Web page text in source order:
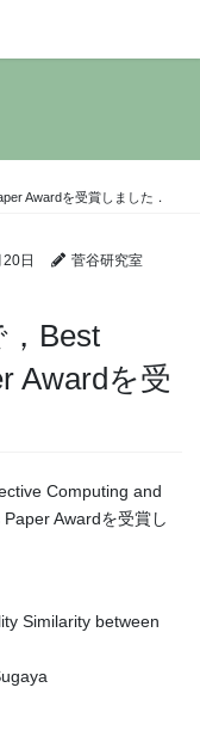
Awardを受賞しました．
日 菅谷研究室
Best
Awardを受
Computing and
Awardを受賞し
Similarity between